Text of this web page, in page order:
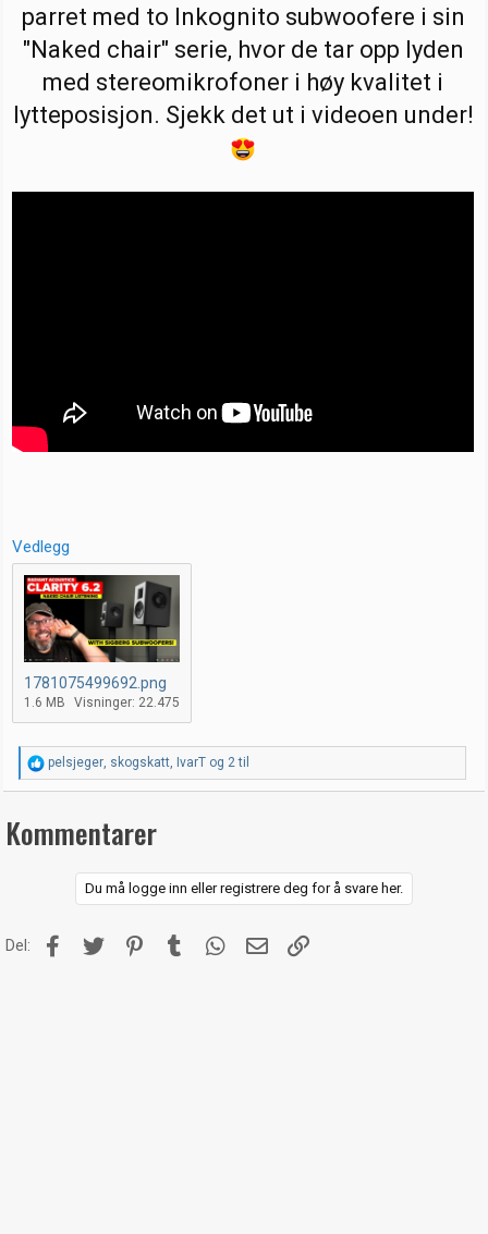
parret med to Inkognito subwoofere i sin
"Naked chair" serie, hvor de tar opp lyden
med stereomikrofoner i høy kvalitet i
lytteposisjon. Sjekk det ut i videoen under!
Vedlegg
1781075499692.png
1.6 MB Visninger: 22.475
R
e
a
s
j
pelsjeger, skogskatt, IvarT og 2 til
Kommentarer
Du må logge inn eller registrere deg for å svare her.
Del: Facebook
Twitter PinterestTumblr WhatsApp
E-postLink